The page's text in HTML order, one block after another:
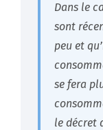
Dans le
sont
peu et
se fera
le décret